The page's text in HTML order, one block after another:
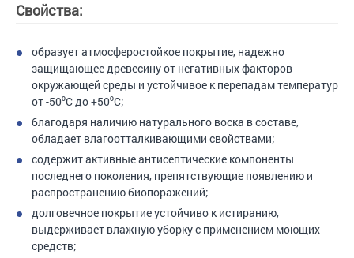
Свойства:
образует атмосферостойкое покрытие, надежно
защищающее древесину от негативных факторов
окружающей среды и устойчивое к перепадам температур
от -50⁰С до +50⁰С;
благодаря наличию натурального воска в составе,
обладает влагоотталкивающими свойствами;
содержит активные антисептические компоненты
последнего поколения, препятствующие появлению и
распространению биопоражений;
долговечное покрытие устойчиво к истиранию,
выдерживает влажную уборку с применением моющих
средств;